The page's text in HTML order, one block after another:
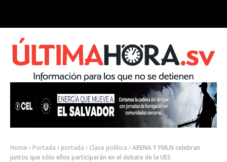
Home Portada portada Clase política
ARENA Y FMLN celebran
juntos que sólo ellos participarán en el debate de la UES